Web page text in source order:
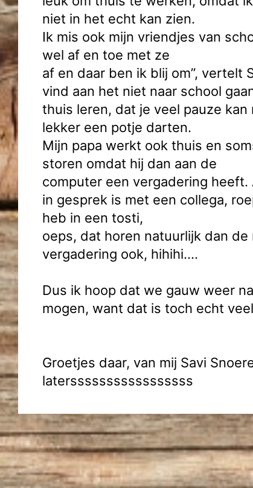
niet in het echt kan zien.
Ik mis ook mijn vriendjes van
wel af en toe met ze
af en daar ben ik blij om”, vertelt
vind aan het niet naar school
thuis leren, dat je veel pauze kan
lekker een potje darten.
Mijn papa werkt ook thuis en
storen omdat hij dan aan de
computer een vergadering heeft.
in gesprek is met een collega,
heb in een tosti,
oeps, dat horen natuurlijk dan de
vergadering ook, hihihi….
Dus ik hoop dat we gauw weer
mogen, want dat is toch echt
Groetjes daar, van mij Savi
latersssssssssssssssss